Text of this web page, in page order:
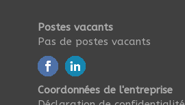
Postes vacants
Pas de postes vacants
Coordonnées de l'entreprise